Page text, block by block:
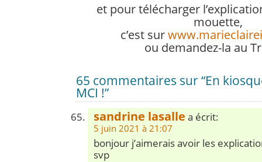
et pour télécharger
mouette,
c’est sur
ou demandez-la au
65 commentaires sur “En
MCI !”
sandrine lasalle a écrit:
5 juin 2021 à 21:07
bonjour j’aimerais avoir les
svp